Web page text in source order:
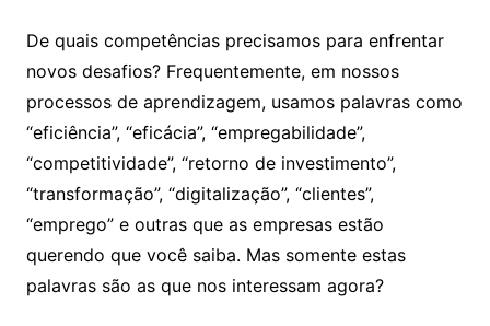
De quais competências precisamos para enfrentar
novos desafios? Frequentemente, em nossos
processos de aprendizagem, usamos palavras como
“eficiência”, “eficácia”, “empregabilidade”,
“competitividade”, “retorno de investimento”,
“transformação”, “digitalização”, “clientes”,
“emprego” e outras que as empresas estão
querendo que você saiba. Mas somente estas
palavras são as que nos interessam agora?